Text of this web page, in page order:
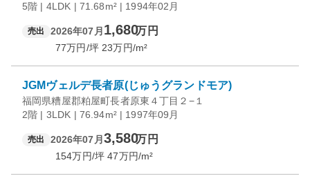
5階 | 4LDK | 71.68m² | 1994年02月
売出 2026年07月 1,680万円
77万円/坪 23万円/m²
JGMヴェルデ長者原(じゅうグランドモア)
福岡県糟屋郡粕屋町長者原東４丁目２−１
2階 | 3LDK | 76.94m² | 1997年09月
売出 2026年07月 3,580万円
154万円/坪 47万円/m²